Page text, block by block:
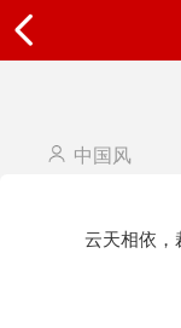
中国风
云天相依，裁